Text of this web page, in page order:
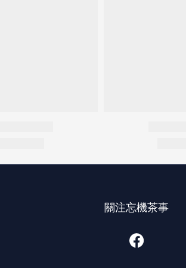
關注忘機茶事